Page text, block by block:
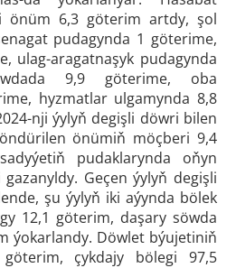
önüm 6,3 göterim artdy, şol
pudagynda 1 göterime,
ulag-aragatnaşyk pudagynda
9,9 göterime, oba
hyzmatlar ulgamynda 8,8
nji ýylyň degişli döwri bilen
önümiň möçberi 9,4
pudaklarynda oňyn
Geçen ýylyň degişli
şu ýylyň iki aýynda bölek
12,1 göterim, daşary söwda
ýokarlandy. Döwlet býujetiniň
çykdajy bölegi 97,5